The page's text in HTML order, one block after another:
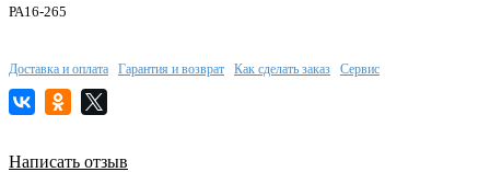
РА16-265
Доставка и оплата Гарантия и возврат Как сделать заказ Сервис
Написать отзыв